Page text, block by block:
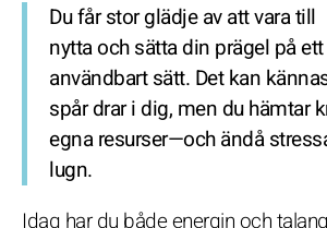
Du får stor glädje av att vara till
nytta och sätta din prägel på ett
användbart sätt. Det kan
spår drar i dig, men du hämtar
egna resurser—och ändå
lugn.
Idag har du både energin och